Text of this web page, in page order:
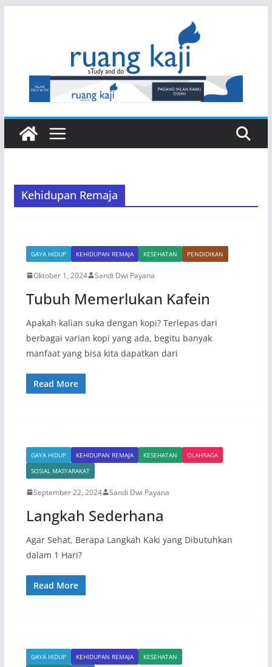
Kehidupan Remaja
GAYA HIDUP KEHIDUPAN REMAJA KESEHATAN PENDIDIKAN
Oktober 1, 2024 Sandi Dwi Payana
Tubuh Memerlukan Kafein
Apakah kalian suka dengan kopi? Terlepas dari
berbagai varian kopi yang ada, begitu banyak
manfaat yang bisa kita dapatkan dari
Read More
GAYA HIDUP KEHIDUPAN REMAJA KESEHATAN
OLAHRAGA
SOSIAL MASYARAKAT
September 22, 2024 Sandi Dwi Payana
Langkah Sederhana
Agar Sehat, Berapa Langkah Kaki yang Dibutuhkan
dalam 1 Hari?
Read More
GAYA HIDUP KEHIDUPAN REMAJA
KESEHATAN